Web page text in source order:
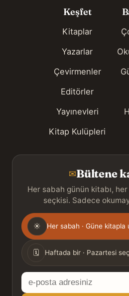
Keşfet
Kitaplar
Yazarlar
Çevirmenler
Editörler
Yayınevleri
Kitap Kulüpleri
✉Bültene
Her sabah günün kitabı,
seçkisi. Sadece
Gönderim
sıklığı
☀ Her sabah · Güne kitapla
🗓 Haftada bir · Pazartesi
E-